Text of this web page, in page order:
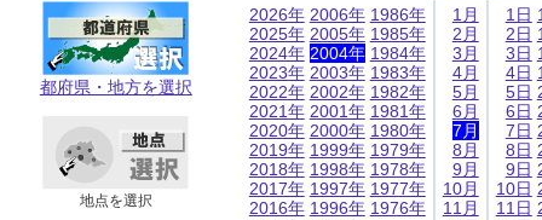
都府県・地方を選択
地点を選択
2026年
2025年
2024年
2023年
2022年
2021年
2020年
2019年
2018年
2017年
2016年
2006年
2005年
2004年
2003年
2002年
2001年
2000年
1999年
1998年
1997年
1996年
1986年
1985年
1984年
1983年
1982年
1981年
1980年
1979年
1978年
1977年
1976年
1月
2月
3月
4月
5月
6月
7月
8月
9月
10月
11月
1日
2日
3日
4日
5日
6日
7日
8日
9日
10日
11日